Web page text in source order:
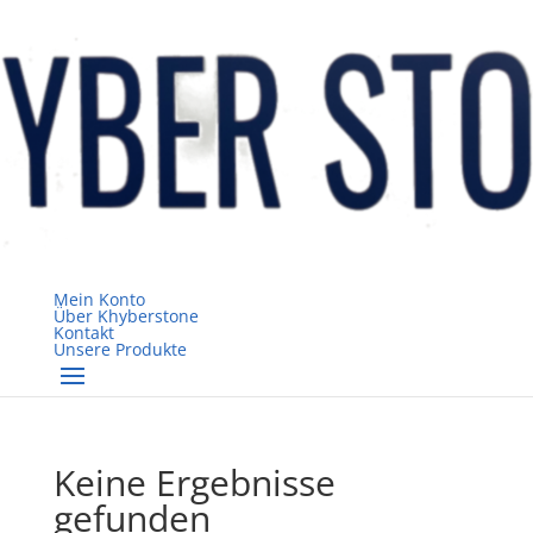
Mein Konto
Über Khyberstone
Kontakt
Unsere Produkte
Keine Ergebnisse
gefunden